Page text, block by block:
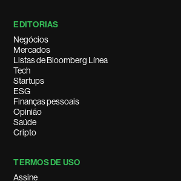
EDITORIAS
Negócios
Mercados
Listas de Bloomberg Línea
Tech
Startups
ESG
Finanças pessoais
Opinião
Saúde
Cripto
TERMOS DE USO
Assine